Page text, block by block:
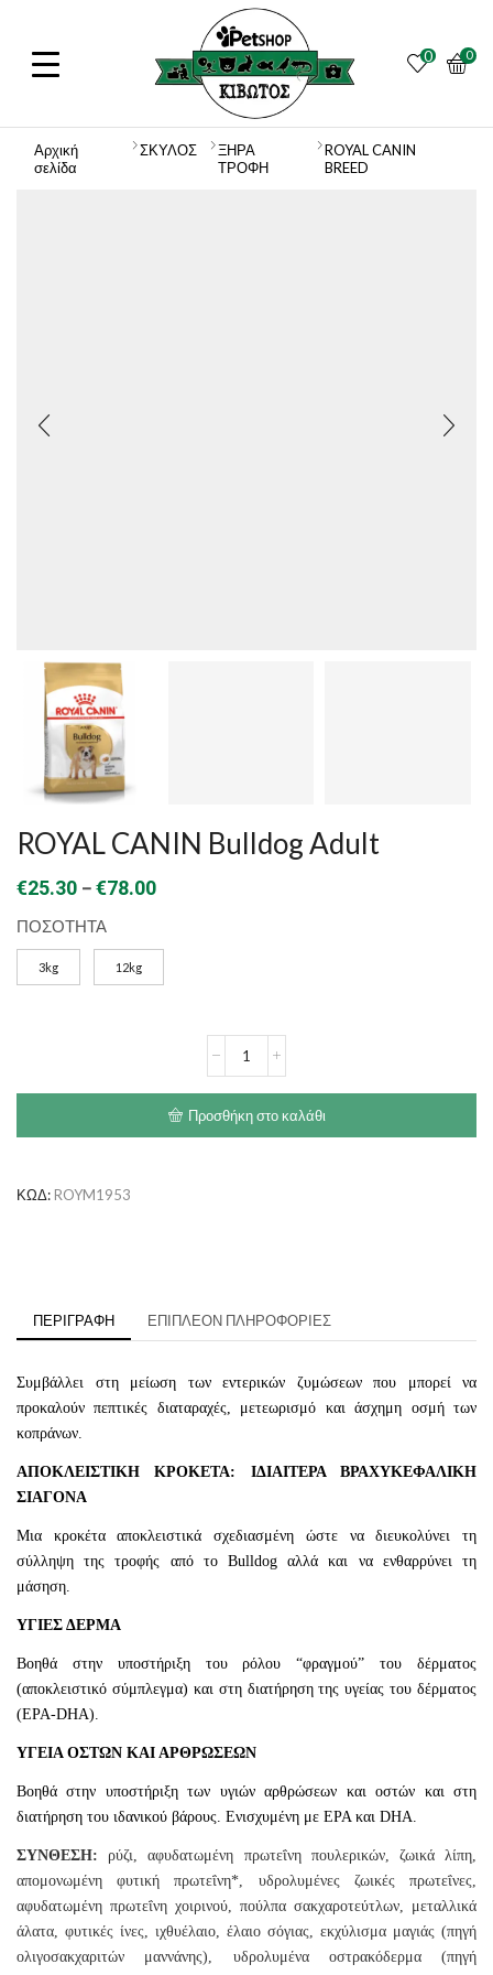
0 0
Αρχική
σελίδα
ΣΚΥΛΟΣ
ΞΗΡΑ
ΤΡΟΦΗ
ROYAL CANIN
BREED
ROYAL CANIN Bulldog Adult
€25.30 –€78.00Price
€25.30
through
ΠΟΣΟΤΗΤΑ
3kg 12kg
CANIN
ποσότητα
Προσθήκη στο καλάθι
ΚΩΔ: ROYM1953
ΠΕΡΙΓΡΑΦΉ ΕΠΙΠΛΈΟΝ ΠΛΗΡΟΦΟΡΊΕΣ
Συμβάλλει στη μείωση των εντερικών ζυμώσεων που μπορεί να
προκαλούν πεπτικές διαταραχές, μετεωρισμό και άσχημη οσμή των
κοπράνων.
ΑΠΟΚΛΕΙΣΤΙΚΗ ΚΡΟΚΕΤΑ: ΙΔΙΑΙΤΕΡΑ ΒΡΑΧΥΚΕΦΑΛΙΚΗ
ΣΙΑΓΟΝΑ
Μια κροκέτα αποκλειστικά σχεδιασμένη ώστε να διευκολύνει τη
σύλληψη της τροφής από το Bulldog αλλά και να ενθαρρύνει τη
μάσηση.
ΥΓΙΕΣ ΔΕΡΜΑ
Βοηθά στην υποστήριξη του ρόλου “φραγμού” του δέρματος
(αποκλειστικό σύμπλεγμα) και στη διατήρηση της υγείας του δέρματος
(EPA-DHA).
ΥΓΕΙΑ ΟΣΤΩΝ ΚΑΙ ΑΡΘΡΩΣΕΩΝ
Βοηθά στην υποστήριξη των υγιών αρθρώσεων και οστών και στη
διατήρηση του ιδανικού βάρους. Ενισχυμένη με EPA και DHA.
ΣΥΝΘΕΣΗ: ρύζι, αφυδατωμένη πρωτεΐνη πουλερικών, ζωικά λίπη,
απομονωμένη φυτική πρωτεΐνη*, υδρολυμένες ζωικές πρωτεΐνες,
αφυδατωμένη πρωτεΐνη χοιρινού, πούλπα σακχαροτεύτλων, μεταλλικά
άλατα, φυτικές ίνες, ιχθυέλαιο, έλαιο σόγιας, εκχύλισμα μαγιάς (πηγή
ολιγοσακχαριτών μαννάνης), υδρολυμένα οστρακόδερμα (πηγή